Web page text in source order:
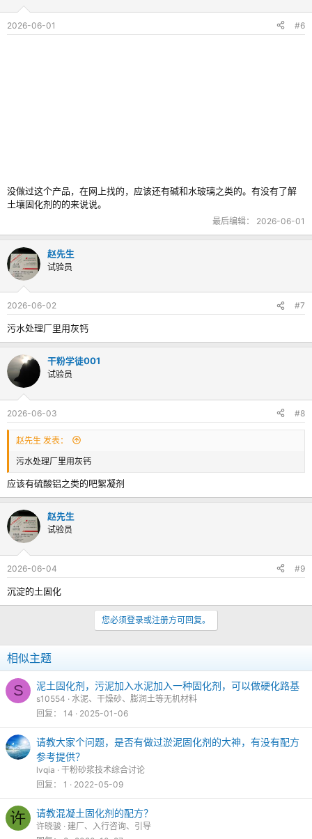
2026-06-01 #6
没做过这个产品，在网上找的，应该还有碱和水玻璃之类的。有没有了解
土壤固化剂的的来说说。
最后编辑： 2026-06-01
赵先生
试验员
2026-06-02 #7
污水处理厂里用灰钙
干粉学徒001
试验员
2026-06-03 #8
赵先生 发表：
污水处理厂里用灰钙
应该有硫酸铝之类的吧絮凝剂
赵先生
试验员
2026-06-04 #9
沉淀的土固化
您必须登录或注册方可回复。
相似主题
S 泥土固化剂，污泥加入水泥加入一种固化剂，可以做硬化路基
s10554
水泥、干燥砂、膨润土等无机材料
回复
14 2025-01-06
请教大家个问题，是否有做过淤泥固化剂的大神，有没有配方
参考提供？
lvqia
干粉砂浆技术综合讨论
回复
1 2022-05-09
许 请教混凝土固化剂的配方？
许晓骏
建厂、入行咨询、引导